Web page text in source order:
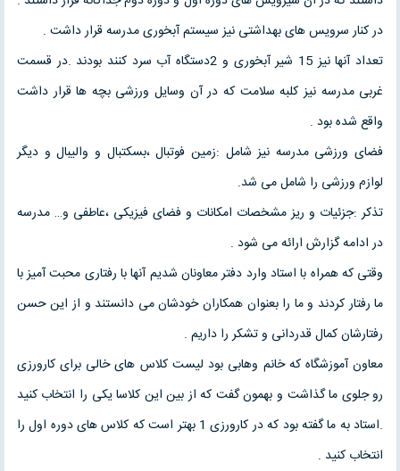
در کنار سرویس های بهداشتی نیز سیستم آبخوری مدرسه قرار داشت .
تعداد آنها نیز 15 شیر آبخوری و 2دستگاه آب سرد کنند بودند .در قسمت
غربی مدرسه نیز کلبه سلامت که در آن وسایل ورزشی بچه ها قرار داشت
واقع شده بود .
فضای ورزشی مدرسه نیز شامل :زمین فوتبال ،بسکتبال و والیبال و دیگر
لوازم ورزشی را شامل می شد.
تذکر :جزئیات و ریز مشخصات امکانات و فضای فیزیکی ،عاطفی و… مدرسه
در ادامه گزارش ارائه می شود .
وقتی که همراه با استاد وارد دفتر معاونان شدیم آنها با رفتاری محبت آمیز با
ما رفتار کردند و ما را بعنوان همکاران خودشان می دانستند و از این حسن
رفتارشان کمال قدردانی و تشکر را داریم .
معاون آموزشگاه که خانم وهابی بود لیست کلاس های خالی برای کارورزی
رو جلوی ما گذاشت و بهمون گفت که از بین این کلاسا یکی را انتخاب کنید
.استاد به ما گفته بود که در کارورزی 1 بهتر است که کلاس های دوره اول را
انتخاب کنید .